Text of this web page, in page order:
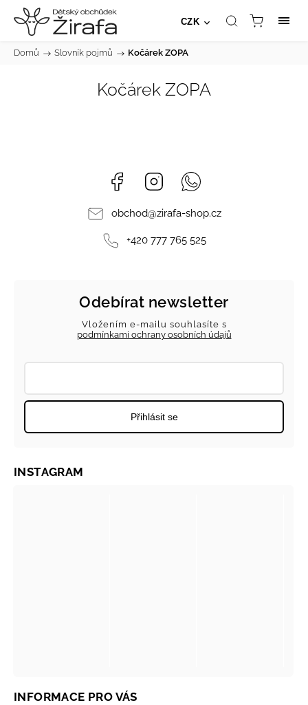
CZK
Domů / Slovník pojmů / Kočárek ZOPA
Kočárek ZOPA
Facebook Instagram
obchod@zirafa-shop.cz
+420 777 765 525
Odebírat newsletter
Vložením e-mailu souhlasíte s
podmínkami ochrany osobních údajů
Přihlásit se
INFORMACE PRO VÁS
INSTAGRAM